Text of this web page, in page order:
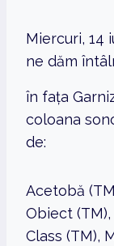
Miercuri, 14
ne dăm
în fața
coloana
de:
Acetobă
Obiect
Class (TM),